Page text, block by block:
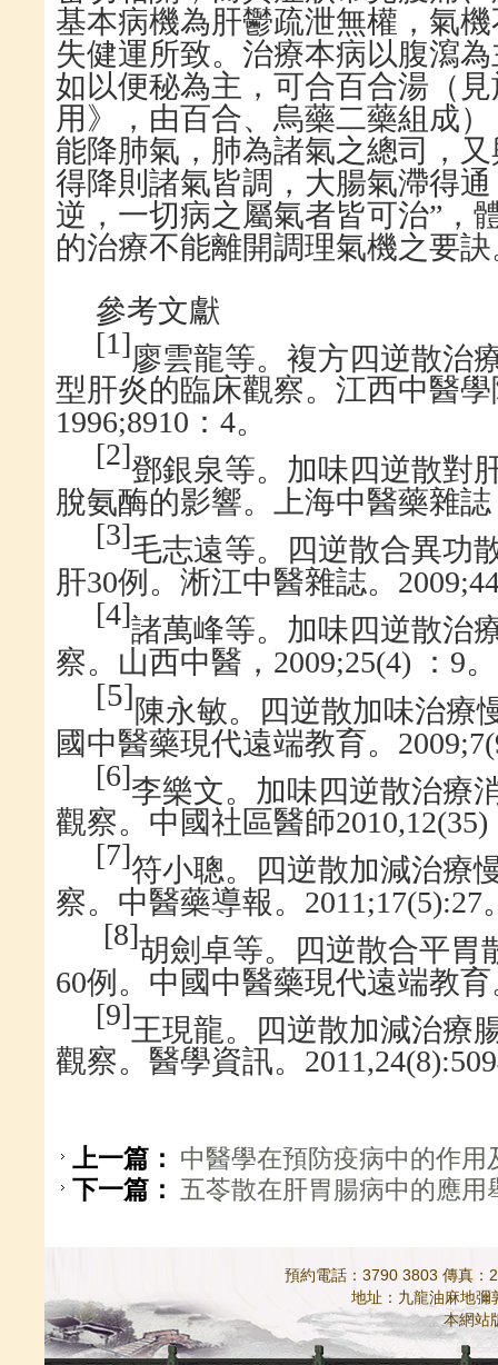
基本病機為肝鬱疏泄無權，氣
失健運所致。治療本病以腹瀉
如以便秘為主，可合百合湯（
用》，由百合、烏藥二藥組成
能降肺氣，肺為諸氣之總司，
得降則諸氣皆調，大腸氣滯得
逆，一切病之屬氣者皆可治”，
的治療不能離開調理氣機之要
參考文獻
[1]廖雲龍等。複方四逆散治
型肝炎的臨床觀察。江西中醫
1996;8910 ： 4。
[2]鄧銀泉等。加味四逆散對
脫氨酶的影響。上海中醫藥雜
[3]毛志遠等。四逆散合異功
肝30例。淅江中醫雜誌。
[4]諸萬峰等。加味四逆散治
察。山西中醫， 2009;25(4) ： 9。
[5]陳永敏。四逆散加味治療
國中醫藥現代遠端教育。
[6]李樂文。加味四逆散治療
觀察。中國社區醫師2010,12(35)
[7]符小聰。四逆散加減治療
察。中醫藥導報。 2011;17(5):27
[8]胡劍卓等。四逆散合平胃
60例。中國中醫藥現代遠端教育
[9]王現龍。四逆散加減治療
觀察。醫學資訊。
上一篇： 中醫學在預防疫病中的作
下一篇： 五苓散在肝胃腸病中的應用
預約電話：3790 3803 傳真：
地址：九龍油麻地
本網站